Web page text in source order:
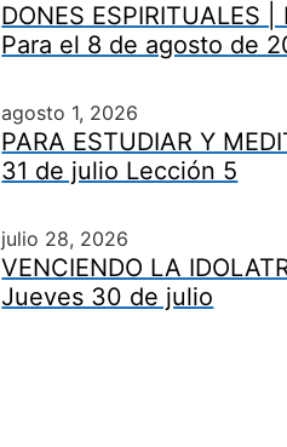
DONES ESPIRITUALES
Para el 8 de agosto de
agosto 1, 2026
PARA ESTUDIAR Y
31 de julio Lección 5
julio 28, 2026
VENCIENDO LA
Jueves 30 de julio